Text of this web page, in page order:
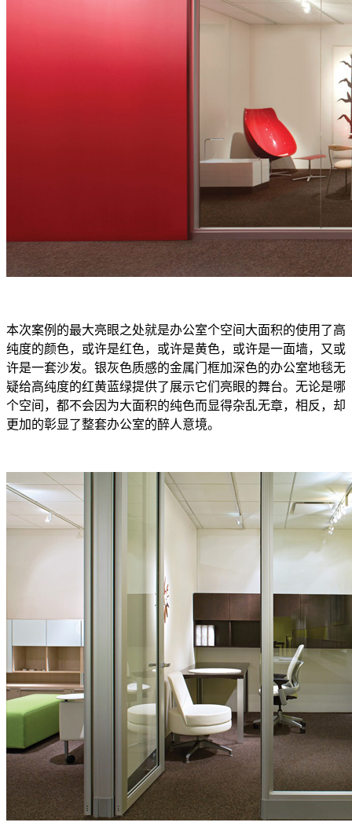
本次案例的最大亮眼之处就是办公室个空间大面积的使用了高
纯度的颜色，或许是红色，或许是黄色，或许是一面墙，又或
许是一套沙发。银灰色质感的金属门框加深色的办公室地毯无
疑给高纯度的红黄蓝绿提供了展示它们亮眼的舞台。无论是哪
个空间，都不会因为大面积的纯色而显得杂乱无章，相反，却
更加的彰显了整套办公室的醉人意境。